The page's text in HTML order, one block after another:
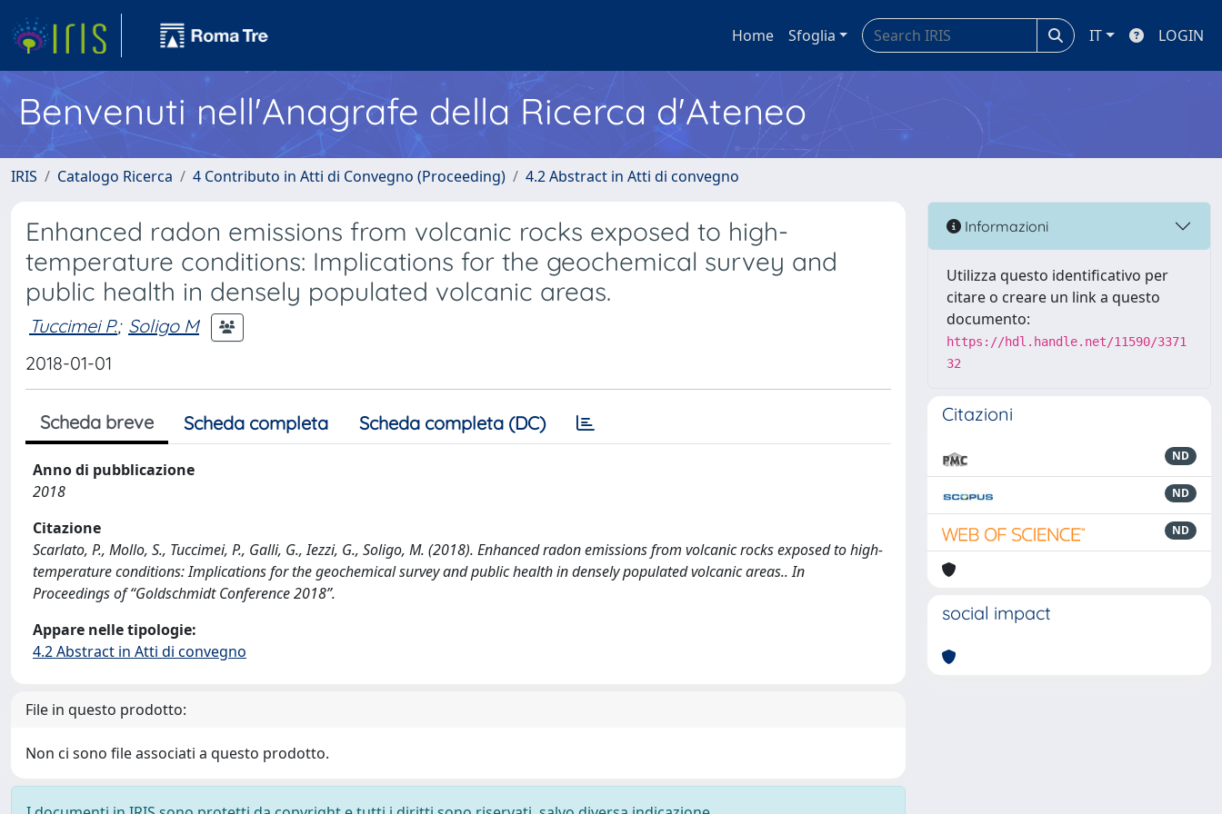
Home Sfoglia IT LOGIN
Benvenuti nell'Anagrafe della Ricerca d'Ateneo
IRIS Catalogo Ricerca 4 Contributo in Atti di Convegno (Proceeding) 4.2 Abstract in Atti di convegno
Enhanced radon emissions from volcanic rocks exposed to high-
temperature conditions: Implications for the geochemical survey and
public health in densely populated volcanic areas.
Tuccimei P.; Soligo M
2018-01-01
Scheda breve Scheda completa Scheda completa (DC)
Anno di pubblicazione
2018
Citazione
Scarlato, P., Mollo, S., Tuccimei, P., Galli, G., Iezzi, G., Soligo, M. (2018). Enhanced radon emissions from volcanic rocks exposed to high-
temperature conditions: Implications for the geochemical survey and public health in densely populated volcanic areas.. In
Proceedings of “Goldschmidt Conference 2018”.
Appare nelle tipologie:
4.2 Abstract in Atti di convegno
File in questo prodotto:
Non ci sono file associati a questo prodotto.
Informazioni
Utilizza questo identificativo per
citare o creare un link a questo
documento:
https://hdl.handle.net/11590/3371
32
Citazioni
ND
ND
ND
social impact